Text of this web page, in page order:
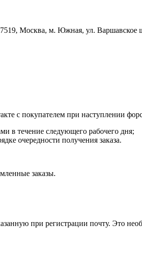
Москва, м. Южная, ул. Варшавское
с покупателем при наступлении
в течение следующего рабочего дня;
очередности получения заказа.
заказы.
при регистрации почту. Это